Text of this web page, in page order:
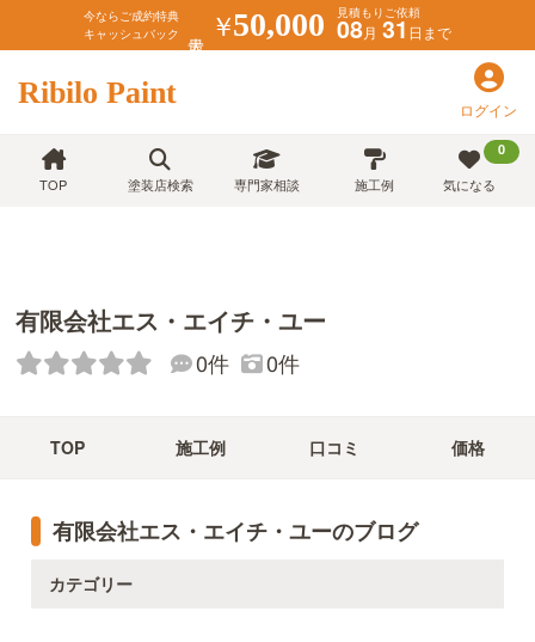
今ならご成約特典
キャッシュバック
￥50,000 見積もりご依頼
08月 31日まで
Ribilo Paint ログイン
TOP 塗装店検索 専門家相談 施工例
0
気になる
有限会社エス・エイチ・ユー
0件 0件
TOP 施工例 口コミ 価格
有限会社エス・エイチ・ユーのブログ
カテゴリー